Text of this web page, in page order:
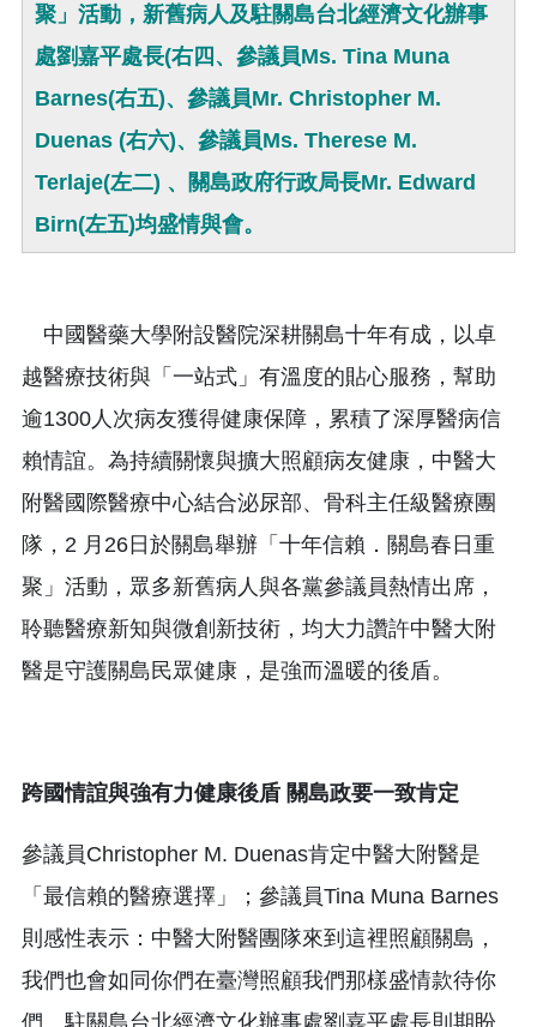
聚」活動，新舊病人及駐關島台北經濟文化辦事
處劉嘉平處長(右四、參議員Ms. Tina Muna
Barnes(右五)、參議員Mr. Christopher M.
Duenas (右六)、參議員Ms. Therese M.
Terlaje(左二) 、關島政府行政局長Mr. Edward
Birn(左五)均盛情與會。
中國醫藥大學附設醫院深耕關島十年有成，以卓
越醫療技術與「一站式」有溫度的貼心服務，幫助
逾1300人次病友獲得健康保障，累積了深厚醫病信
賴情誼。為持續關懷與擴大照顧病友健康，中醫大
附醫國際醫療中心結合泌尿部、骨科主任級醫療團
隊，2 月26日於關島舉辦「十年信賴．關島春日重
聚」活動，眾多新舊病人與各黨參議員熱情出席，
聆聽醫療新知與微創新技術，均大力讚許中醫大附
醫是守護關島民眾健康，是強而溫暖的後盾。
跨國情誼與強有力健康後盾 關島政要一致肯定
參議員Christopher M. Duenas肯定中醫大附醫是
「最信賴的醫療選擇」；參議員Tina Muna Barnes
則感性表示：中醫大附醫團隊來到這裡照顧關島，
我們也會如同你們在臺灣照顧我們那樣盛情款待你
們。駐關島台北經濟文化辦事處劉嘉平處長則期盼